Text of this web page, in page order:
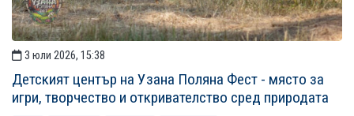
3 юли 2026, 15:38
Детският център на Узана Поляна Фест - място за
игри, творчество и откривателство сред природата